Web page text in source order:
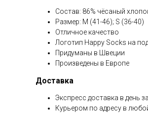
Состав: 86% чёсаный
Размер: M (41-46); S (36-40)
Отличное качество
Логотип Happy Socks на
Придуманы в Швеции
Произведены в Европе
Доставка
Экспресс доставка в день
Курьером по адресу в